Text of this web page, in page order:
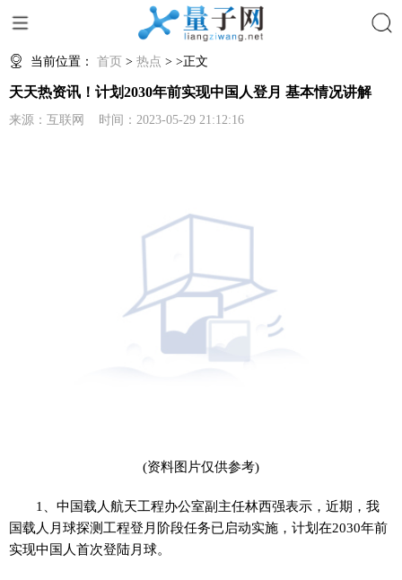
当前位置： 首页 > 热点 > >正文
天天热资讯！计划2030年前实现中国人登月 基本情况讲解
来源：互联网 时间：2023-05-29 21:12:16
(资料图片仅供参考)
1、中国载人航天工程办公室副主任林西强表示，近期，我
国载人月球探测工程登月阶段任务已启动实施，计划在2030年前
实现中国人首次登陆月球。